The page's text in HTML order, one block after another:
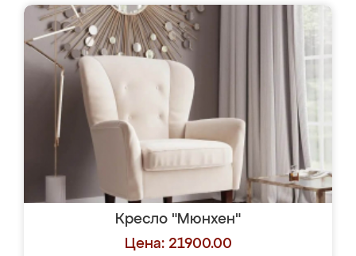
Кресло "Мюнхен"
Цена: 21900.00